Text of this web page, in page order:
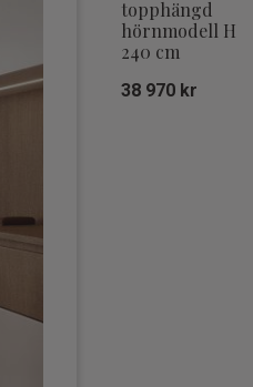
topphängd
hörnmodell H
240 cm
38 970kr